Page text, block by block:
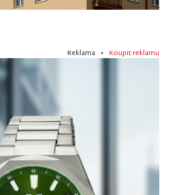
Reklama • Koupit reklamu